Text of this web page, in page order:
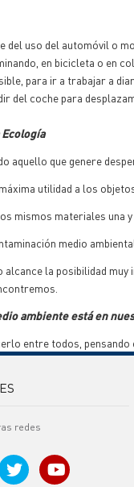
del uso del automóvil o
en bicicleta o en
para ir a trabajar a
del coche para
aquello que genere
utilidad a los
mismos materiales una
medio
alcance la posibilidad
ambiente está en
entre todos,
redes